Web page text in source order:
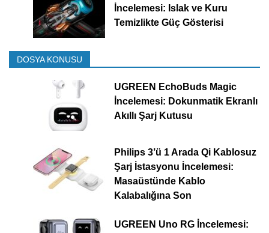
İncelemesi: Islak ve Kuru
Temizlikte Güç Gösterisi
DOSYA KONUSU
UGREEN EchoBuds Magic
İncelemesi: Dokunmatik Ekranlı
Akıllı Şarj Kutusu
Philips 3’ü 1 Arada Qi Kablosuz
Şarj İstasyonu İncelemesi:
Masaüstünde Kablo
Kalabalığına Son
UGREEN Uno RG İncelemesi: